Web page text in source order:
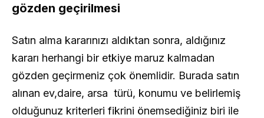
gözden geçirilmesi
Satın alma kararınızı aldıktan sonra, aldığınız
kararı herhangi bir etkiye maruz kalmadan
gözden geçirmeniz çok önemlidir. Burada satın
alınan ev,daire, arsa türü, konumu ve belirlemiş
olduğunuz kriterleri fikrini önemsediğiniz biri ile